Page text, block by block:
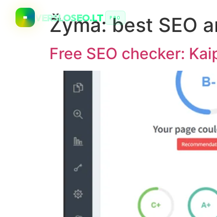
VERSLOSEO.LT PRO
Žyma:best SEO
Free SEO checker: